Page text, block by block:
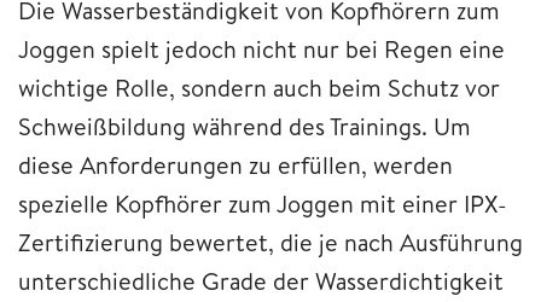
Die Wasserbeständigkeit von Kopfhörern zum
Joggen spielt jedoch nicht nur bei Regen eine
wichtige Rolle, sondern auch beim Schutz vor
Schweißbildung während des Trainings. Um
diese Anforderungen zu erfüllen, werden
spezielle Kopfhörer zum Joggen mit einer IPX-
Zertifizierung bewertet, die je nach Ausführung
unterschiedliche Grade der Wasserdichtigkeit